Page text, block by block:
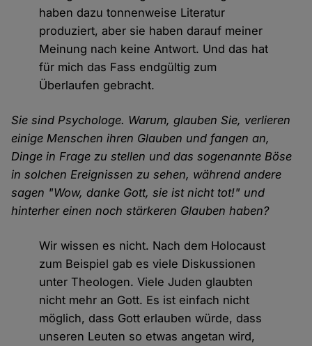
haben dazu tonnenweise Literatur
produziert, aber sie haben darauf meiner
Meinung nach keine Antwort. Und das hat
für mich das Fass endgültig zum
Überlaufen gebracht.
Sie sind Psychologe. Warum, glauben Sie, verlieren
einige Menschen ihren Glauben und fangen an,
Dinge in Frage zu stellen und das sogenannte Böse
in solchen Ereignissen zu sehen, während andere
sagen "Wow, danke Gott, sie ist nicht tot!" und
hinterher einen noch stärkeren Glauben haben?
Wir wissen es nicht. Nach dem Holocaust
zum Beispiel gab es viele Diskussionen
unter Theologen. Viele Juden glaubten
nicht mehr an Gott. Es ist einfach nicht
möglich, dass Gott erlauben würde, dass
unseren Leuten so etwas angetan wird,